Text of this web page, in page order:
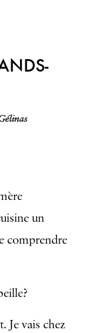
un
comprendre
Je vais chez